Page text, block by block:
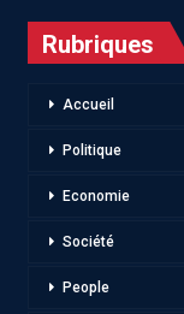
Rubriques
Accueil
Politique
Economie
Société
People